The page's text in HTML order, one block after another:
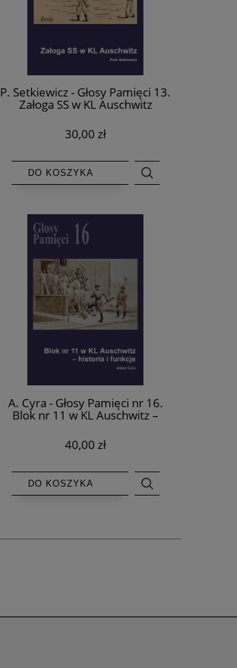
P. Setkiewicz - Głosy Pamięci 13.
Załoga SS w KL Auschwitz
30,00 zł
DO KOSZYKA
A. Cyra - Głosy Pamięci nr 16.
Blok nr 11 w KL Auschwitz –
40,00 zł
DO KOSZYKA